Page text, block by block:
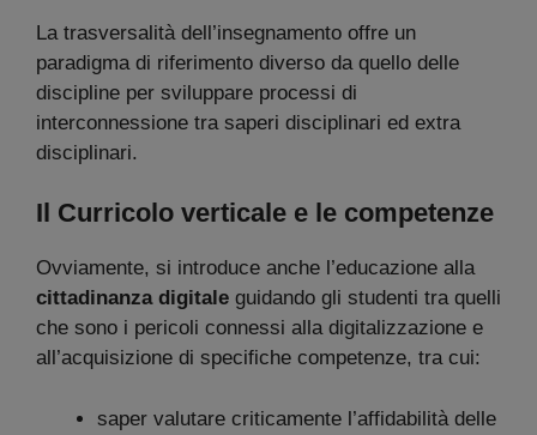
La trasversalità dell’insegnamento offre un
paradigma di riferimento diverso da quello delle
discipline per sviluppare processi di
interconnessione tra saperi disciplinari ed extra
disciplinari.
Il Curricolo verticale e le competenze
Ovviamente, si introduce anche l’educazione alla
cittadinanza digitale guidando gli studenti tra quelli
che sono i pericoli connessi alla digitalizzazione e
all’acquisizione di specifiche competenze, tra cui:
saper valutare criticamente l’affidabilità delle